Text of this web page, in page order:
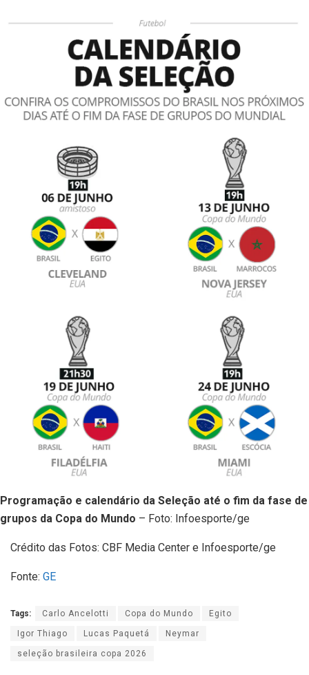
Programação e calendário da Seleção até o fim da fase de
grupos da Copa do Mundo – Foto: Infoesporte/ge
Crédito das Fotos: CBF Media Center e Infoesporte/ge
Fonte: GE
Tags: Carlo Ancelotti Copa do Mundo Egito
Igor Thiago Lucas Paquetá Neymar
seleção brasileira copa 2026